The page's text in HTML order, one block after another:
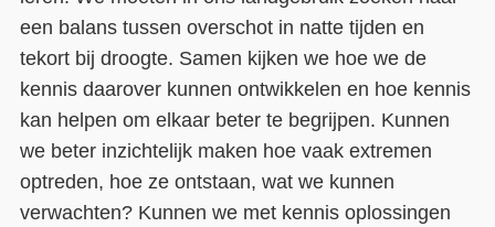
een balans tussen overschot in natte tijden en
tekort bij droogte. Samen kijken we hoe we de
kennis daarover kunnen ontwikkelen en hoe kennis
kan helpen om elkaar beter te begrijpen. Kunnen
we beter inzichtelijk maken hoe vaak extremen
optreden, hoe ze ontstaan, wat we kunnen
verwachten? Kunnen we met kennis oplossingen